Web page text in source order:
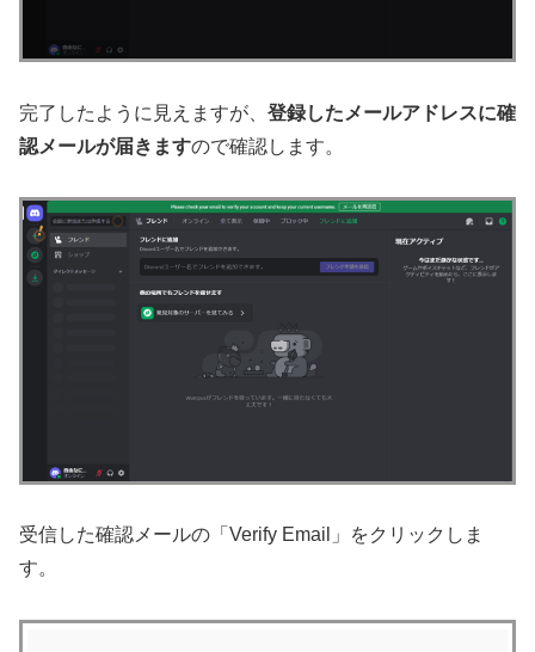
完了したように見えますが、 登録したメールアドレスに確
認メールが届きますので確認します。
受信した確認メールの「Verify Email」をクリックしま
す。